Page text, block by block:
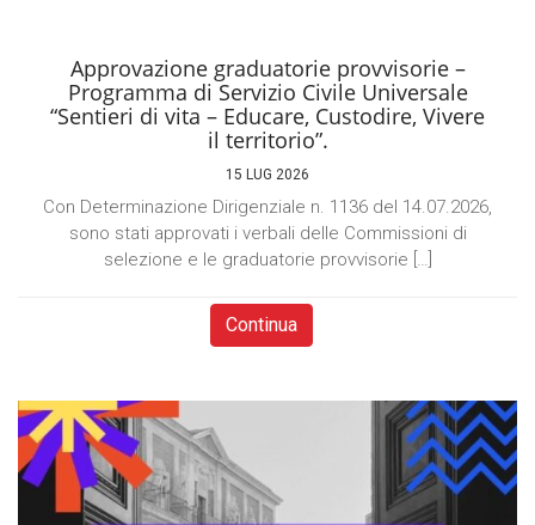
Approvazione graduatorie provvisorie –
Programma di Servizio Civile Universale
“Sentieri di vita – Educare, Custodire, Vivere
il territorio”.
15 LUG 2026
Con Determinazione Dirigenziale n. 1136 del 14.07.2026,
sono stati approvati i verbali delle Commissioni di
selezione e le graduatorie provvisorie […]
Continua